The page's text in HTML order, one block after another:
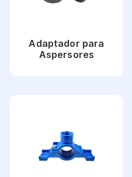
Adaptador para
Aspersores